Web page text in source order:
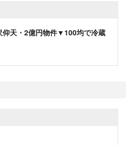
仰天・2億円物件▼100均で冷蔵